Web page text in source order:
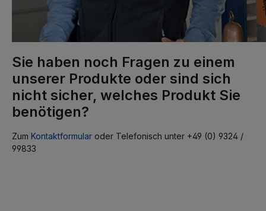
Sie haben noch Fragen zu einem
unserer Produkte oder sind sich
nicht sicher, welches Produkt Sie
benötigen?
Zum Kontaktformular oder Telefonisch unter +49 (0) 9324 /
99833